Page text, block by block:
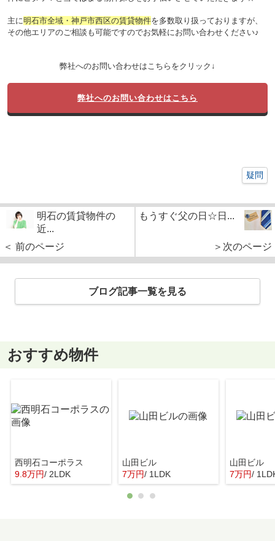
主に明石市全域・神戸市西区の賃貸物件を多数取り扱っておりますが、
その他エリアのご相談も可能ですのでお気軽にお問い合わせください♪
弊社へのお問い合わせはこちらをクリック↓
弊社へのお問い合わせはこちら
疑問
明石の賃貸物件の
近...
＜ 前のページ
もうすぐ父の日☆日...
＞次のページ
ブログ記事一覧を見る
おすすめ物件
西明石コーポラス
9.8万円/ 2LDK
山田ビル
7万円/ 1LDK
山田ビル
7万円/